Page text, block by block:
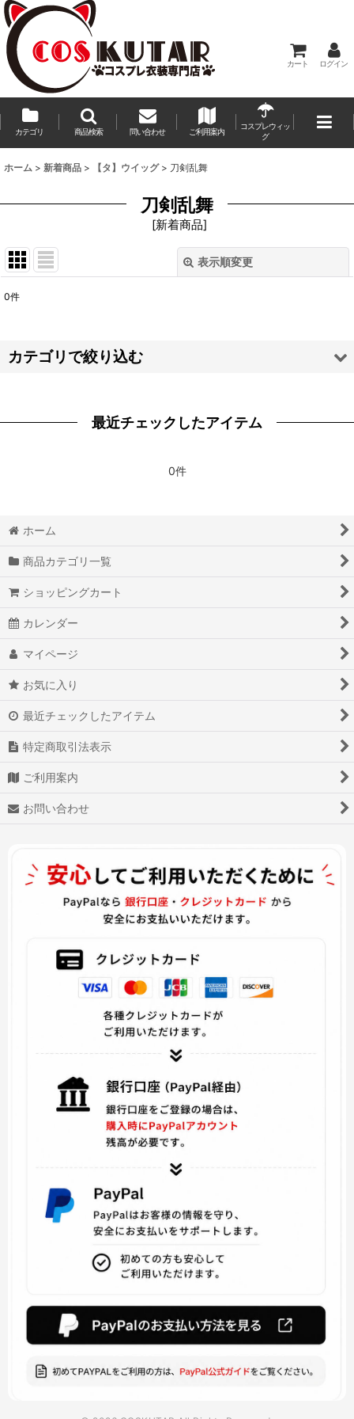
カート ログイン
カテゴリ 商品検索 問い合わせ ご利用案内
コスプレウィッ
グ
ホーム > 新着商品 > 【タ】ウイッグ > 刀剣乱舞
刀剣乱舞
[新着商品]
表示順変更
並び順:
0件
カテゴリで絞り込む
ディズニーツイステッドワンダーランド
Dr.STONE
BNA ビー・エヌ・エー
デトロイト ビカム ヒューマン Detroit Become Human
地縛少年花子くん
最近チェックしたアイテム
0件
ホーム
商品カテゴリ一覧
ショッピングカート
カレンダー
マイページ
お気に入り
最近チェックしたアイテム
特定商取引法表示
ご利用案内
お問い合わせ